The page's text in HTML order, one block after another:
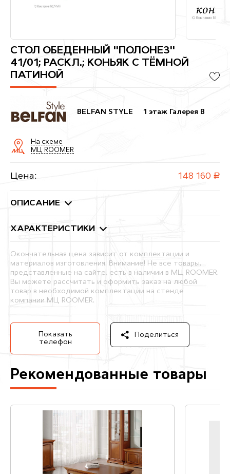
СТОЛ ОБЕДЕННЫЙ "ПОЛОНЕЗ"
41/01; РАСКЛ.; КОНЬЯК С ТЁМНОЙ
ПАТИНОЙ
BELFAN STYLE 1 этаж Галерея B
На схеме
МЦ ROOMER
Цена: 148 160 руб.
ОПИСАНИЕ
ХАРАКТЕРИСТИКИ
Окончательная цена зависит от комплектации и
материалов изготовления. Внимание! Не все товары,
представленные на сайте, есть в наличии в МЦ ROOMER.
Вы можете рассчитать и оформить заказ на любой
товар в необходимой комплектации на стенде
компании МЦ ROOMER.
Показать
телефон
Поделиться
Рекомендованные товары